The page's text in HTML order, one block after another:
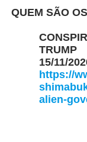
QUEM SÃO
15/11/
https://
alien-